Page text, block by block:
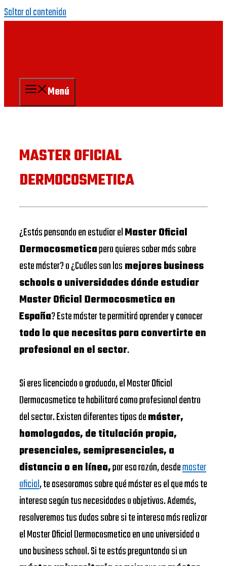
Saltar al contenido
Menú
MASTER OFICIAL
DERMOCOSMETICA
¿Estás pensando en estudiar elMaster Oficial
Dermocosmeticapero quieres saber más sobre
este máster? o ¿Cuáles son lasmejores business
schools o universidades dónde estudiar
Master Oficial Dermocosmetica en
España? Este máster te permitirá aprender y conocer
todo lo que necesitas para convertirte en
profesional en el sector.
Si eres licenciado o graduado, el Master Oficial
Dermocosmetica te habilitará como profesional dentro
del sector. Existen diferentes tipos demáster,
homologados, de titulación propia,
presenciales, semipresenciales, a
distancia o en línea,por esa razón, desdemaster
oficial, te asesoramos sobre qué máster es el que más te
interesa según tus necesidades o objetivos. Además,
resolveremos tus dudas sobre si te interesa más realizar
el Master Oficial Dermocosmetica en una universidad o
una business school. Si te estás preguntando si un